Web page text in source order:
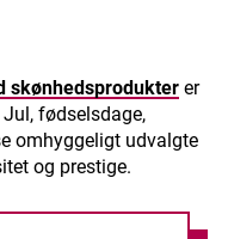
skønhedsprodukter er
fødselsdage,
omhyggeligt udvalgte
og prestige.